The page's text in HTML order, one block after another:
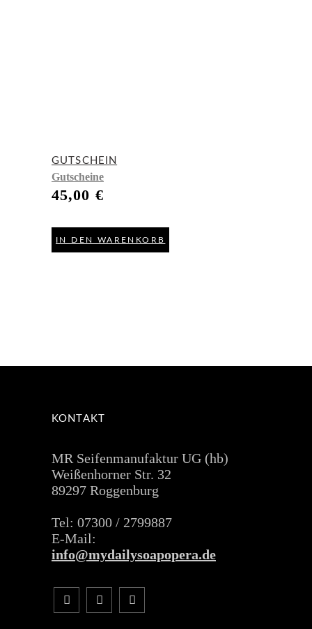
GUTSCHEIN
Gutscheine
45,00 €
IN DEN WARENKORB
KONTAKT
MR Seifenmanufaktur UG (hb)
Weißenhorner Str. 32
89297 Roggenburg
Tel: 07300 / 2799887
E-Mail:
info@mydailysoapopera.de